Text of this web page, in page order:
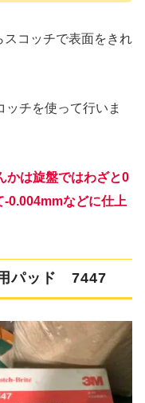
コッチで表面をきれ
ッチを使って行いま
かは旋盤ではわざと0
0.004mmなどに仕上
パッド 7447